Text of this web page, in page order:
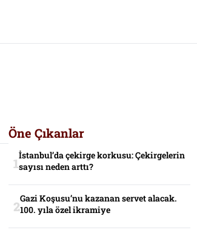
Öne Çıkanlar
İstanbul’da çekirge korkusu: Çekirgelerin
sayısı neden arttı?
Gazi Koşusu’nu kazanan servet alacak.
100. yıla özel ikramiye